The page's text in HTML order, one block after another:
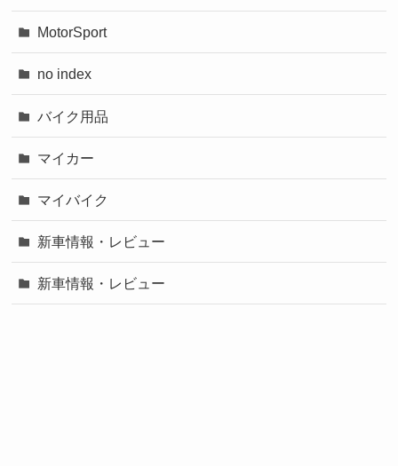
MotorSport
no index
バイク用品
マイカー
マイバイク
新車情報・レビュー
新車情報・レビュー